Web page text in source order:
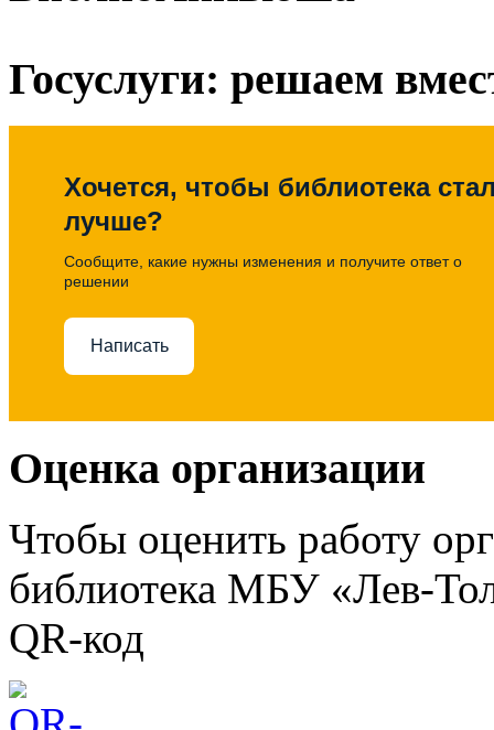
Госуслуги: решаем
Хочется, чтобы библиотека
лучше?
Сообщите, какие нужны изменения и получите ответ о
решении
Написать
Оценка организации
Чтобы оценить работу
библиотека МБУ «Лев-
QR-код